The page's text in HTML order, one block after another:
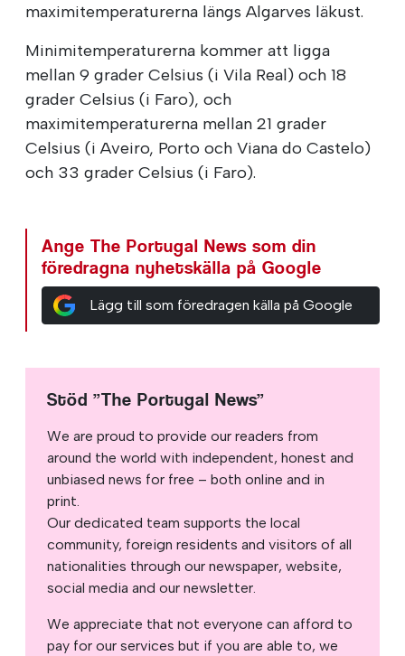
maximitemperaturerna längs Algarves läkust.
Minimitemperaturerna kommer att ligga
mellan 9 grader Celsius (i Vila Real) och 18
grader Celsius (i Faro), och
maximitemperaturerna mellan 21 grader
Celsius (i Aveiro, Porto och Viana do Castelo)
och 33 grader Celsius (i Faro).
Ange The Portugal News som din
föredragna nyhetskälla på Google
Lägg till som föredragen källa på Google
Stöd ”The Portugal News”
We are proud to provide our readers from
around the world with independent, honest and
unbiased news for free – both online and in
print.
Our dedicated team supports the local
community, foreign residents and visitors of all
nationalities through our newspaper, website,
social media and our newsletter.
We appreciate that not everyone can afford to
pay for our services but if you are able to, we